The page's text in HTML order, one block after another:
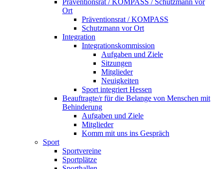
Präventionsrat / KOMPASS / Schutzmann vor
Ort
Präventionsrat / KOMPASS
Schutzmann vor Ort
Integration
Integrationskommission
Aufgaben und Ziele
Sitzungen
Mitglieder
Neuigkeiten
Sport integriert Hessen
Beauftragte/r für die Belange von Menschen mit
Behinderung
Aufgaben und Ziele
Mitglieder
Komm mit uns ins Gespräch
Sport
Sportvereine
Sportplätze